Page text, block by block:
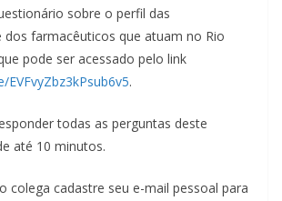
sobre o perfil das
dos farmacêuticos que atuam no Rio
pode ser acessado pelo link
ub6v5.
todas as perguntas deste
até 10 minutos.
colega cadastre seu e-mail pessoal para